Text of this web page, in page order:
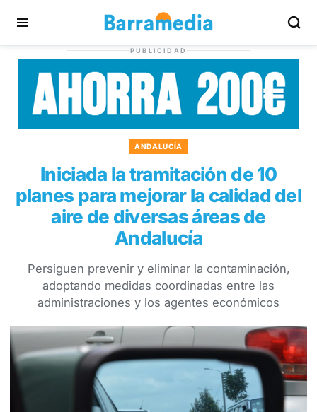
PUBLICIDAD
ANDALUCÍA
Iniciada la tramitación de 10
planes para mejorar la calidad del
aire de diversas áreas de
Andalucía
Persiguen prevenir y eliminar la contaminación,
adoptando medidas coordinadas entre las
administraciones y los agentes económicos